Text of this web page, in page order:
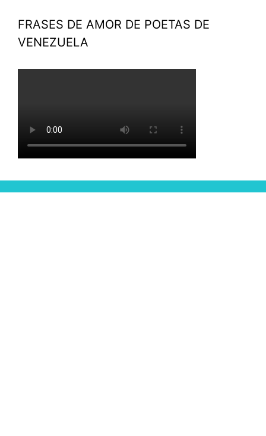
FRASES DE AMOR DE POETAS DE
VENEZUELA